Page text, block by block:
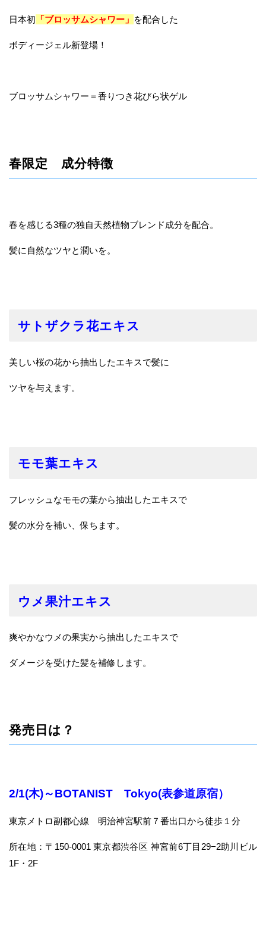
日本初 「ブロッサムシャワー」 を配合した
ボディージェル新登場！
ブロッサムシャワー＝香りつき花びら状ゲル
春限定 成分特徴
春を感じる3種の独自天然植物ブレンド成分を配合。
髪に自然なツヤと潤いを。
サトザクラ花エキス
美しい桜の花から抽出したエキスで髪に
ツヤを与えます。
モモ葉エキス
フレッシュなモモの葉から抽出したエキスで
髪の水分を補い、保ちます。
ウメ果汁エキス
爽やかなウメの果実から抽出したエキスで
ダメージを受けた髪を補修します。
発売日は？
2/1(木)～BOTANIST Tokyo(表参道原宿）
東京メトロ副都心線 明治神宮駅前７番出口から徒歩１分
所在地：〒150-0001 東京都渋谷区 神宮前6丁目29−2助川ビル
1F・2F